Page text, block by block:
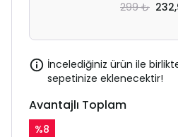
299 ₺
İncelediğiniz ürün ile
sepetinize eklenecektir!
Avantajlı Toplam
%8